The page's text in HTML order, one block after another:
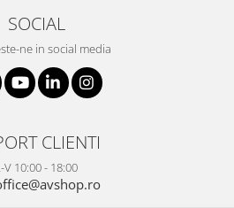
SOCIAL
ne in social media
CLIENTI
V 10:00 - 18:00